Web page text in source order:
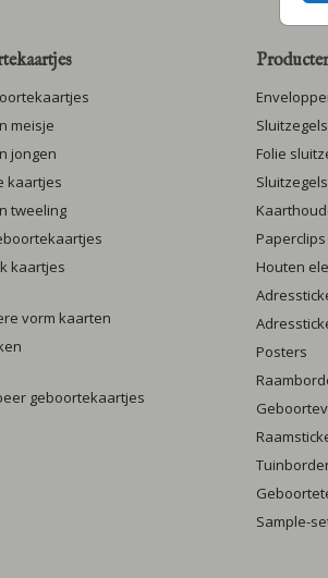
meisje
jongen
kaartjes
tweeling
kaartjes
vorm kaarten
geboortekaartjes
Folie
Paperclips
Houten
Posters
Sample-